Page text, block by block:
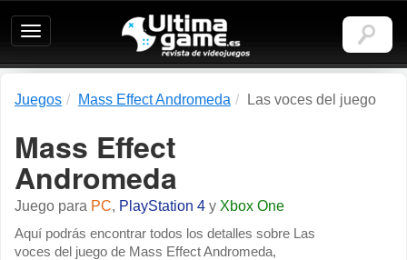
Ultimagame:
Revista
de
Juegos Mass Effect Andromeda Las voces del juego
Mass Effect
Andromeda
Juego para PC, PlayStation 4 y Xbox One
Aquí podrás encontrar todos los detalles sobre Las
voces del juego de Mass Effect Andromeda,